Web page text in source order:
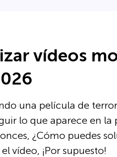
vídeos
una película de
lo que aparece en
¿Cómo puedes
vídeo, ¡Por supuesto!